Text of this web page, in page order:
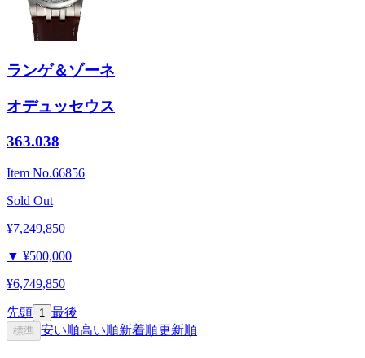
ランゲ＆ゾーネ
オデュッセウス
363.038
Item No.66856
Sold Out
¥7,249,850
▼ ¥500,000
¥6,749,850
先頭 1 最後
標準 安い順高い順新着順更新順